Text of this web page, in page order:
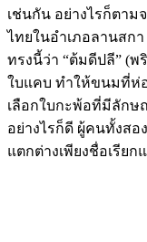
เช่นกัน อย่างไรก็ตา
ไทยในอำเภอลานสก
ทรงนี้ว่า “ต้มดีปลี” (
ใบแคบ ทำให้ขนมที่ห่
เลือกใบกะพ้อที่มีลักษ
อย่างไรก็ดี ผู้คนทั้งส
แตกต่างเพียงชื่อเรีย